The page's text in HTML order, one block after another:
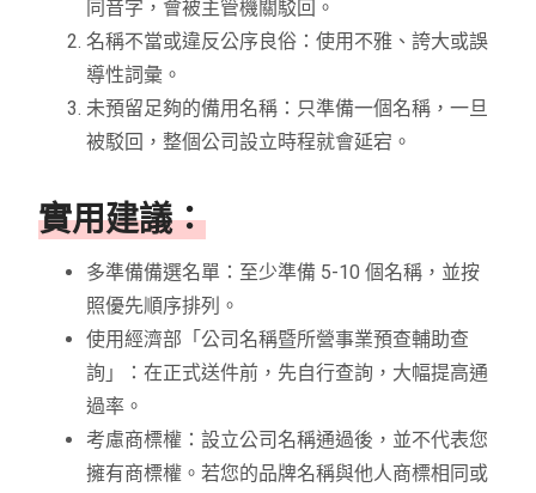
同音字，會被主管機關駁回。
名稱不當或違反公序良俗：使用不雅、誇大或誤
導性詞彙。
未預留足夠的備用名稱：只準備一個名稱，一旦
被駁回，整個公司設立時程就會延宕。
實用建議：
多準備備選名單：至少準備 5-10 個名稱，並按
照優先順序排列。
使用經濟部「公司名稱暨所營事業預查輔助查
詢」：在正式送件前，先自行查詢，大幅提高通
過率。
考慮商標權：設立公司名稱通過後，並不代表您
擁有商標權。若您的品牌名稱與他人商標相同或